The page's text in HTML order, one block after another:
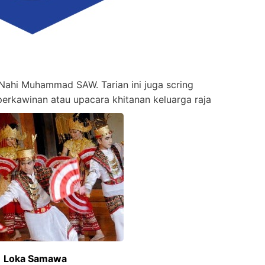
Muhammad SAW. Tarian ini juga scring
atau upacara khitanan keluarga raja
Loka Samawa